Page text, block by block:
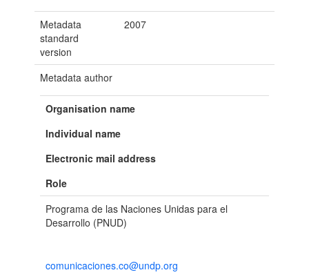
Metadata
standard
version
2007
Metadata author
Organisation name
Individual name
Electronic mail address
Role
Programa de las Naciones Unidas para el
Desarrollo (PNUD)
comunicaciones.co@undp.org